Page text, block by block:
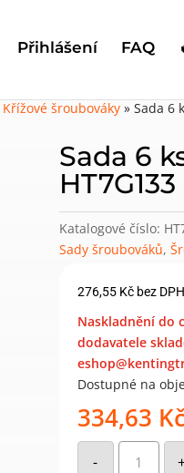
Přihlášení FAQ
Křížové šroubováky »Sada 6
Sada 6
HT7G133
Katalogové číslo:
Sady šroubováků,
276,55 Kč bez DPH
Naskladnění do
dodavatele
Dostupné na
334,63
-
Sada